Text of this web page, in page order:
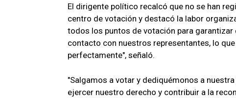
El dirigente político recalcó que no se han
centro de votación y destacó la labor
todos los puntos de votación para
contacto con nuestros representantes, lo
perfectamente", señaló.
"Salgamos a votar y dediquémonos a
ejercer nuestro derecho y contribuir a la